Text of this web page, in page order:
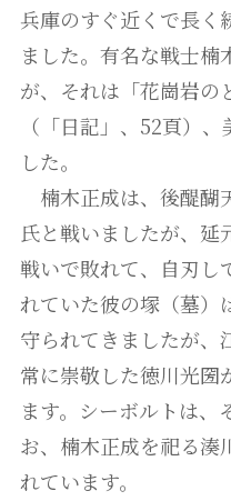
兵庫のすぐ近くで長く
ました。有名な戦士楠
が、それは「花崗岩の
（「日記」、52頁）
した。
楠木正成は、後醍醐
氏と戦いましたが、延
戦いで敗れて、自刃し
れていた彼の塚（墓）
守られてきましたが、
常に崇敬した徳川光圀
ます。シーボルトは、
お、楠木正成を祀る湊
れています。